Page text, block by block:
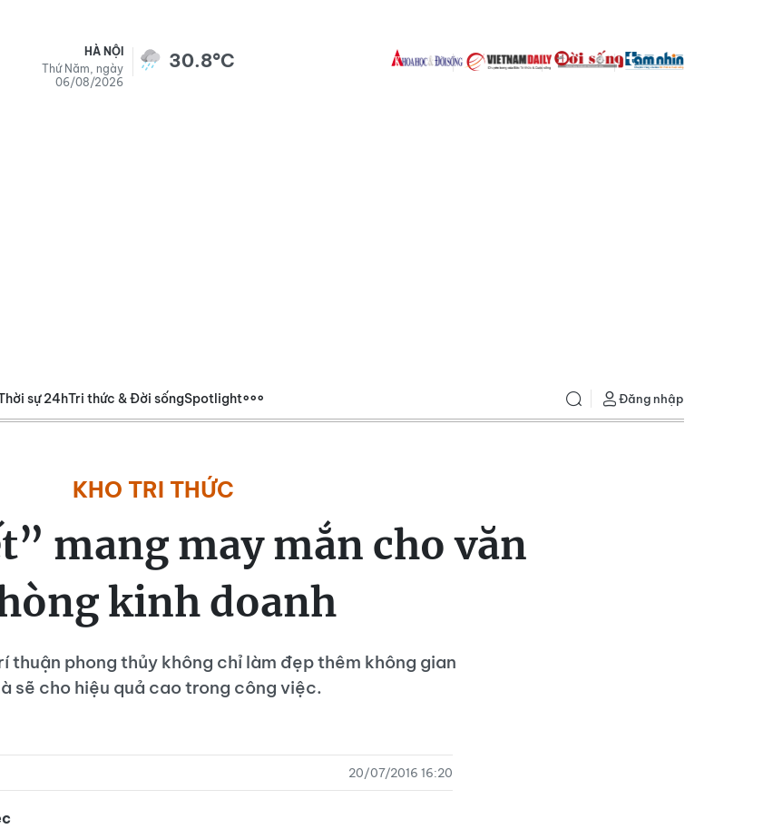
HÀ NỘI
Thứ Năm, ngày
06/08/2026
30.8°C
sự 24hTri thức & Đời sốngSpotlight Đăng nhập
KHO TRI THỨC
mang may mắn cho văn
kinh doanh
thuận phong thủy không chỉ làm đẹp thêm không gian
sẽ cho hiệu quả cao trong công việc.
20/07/2016 16:20